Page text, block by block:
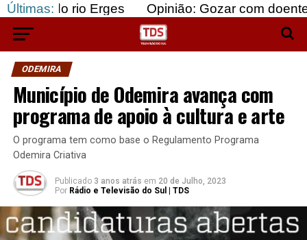
Últimas:
Erges Opinião: Gozar com doentes e
ODEMIRA
Município de Odemira avança com
programa de apoio à cultura e arte
O programa tem como base o Regulamento Programa
Odemira Criativa
Publicado 3 anos atrás em 20 de Julho, 2023
Por Rádio e Televisão do Sul | TDS